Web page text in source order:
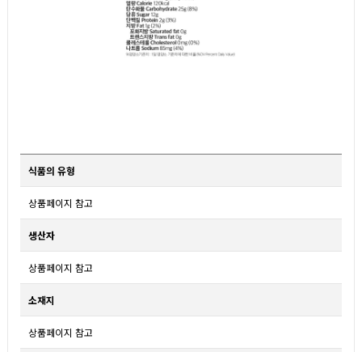
식품의 유형
상품페이지 참고
생산자
상품페이지 참고
소재지
상품페이지 참고